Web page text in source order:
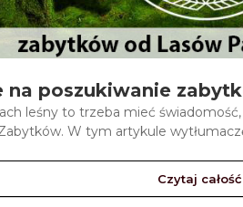
poszukiwanie
leśny to trzeba mieć
W tym artykule
Czytaj całość